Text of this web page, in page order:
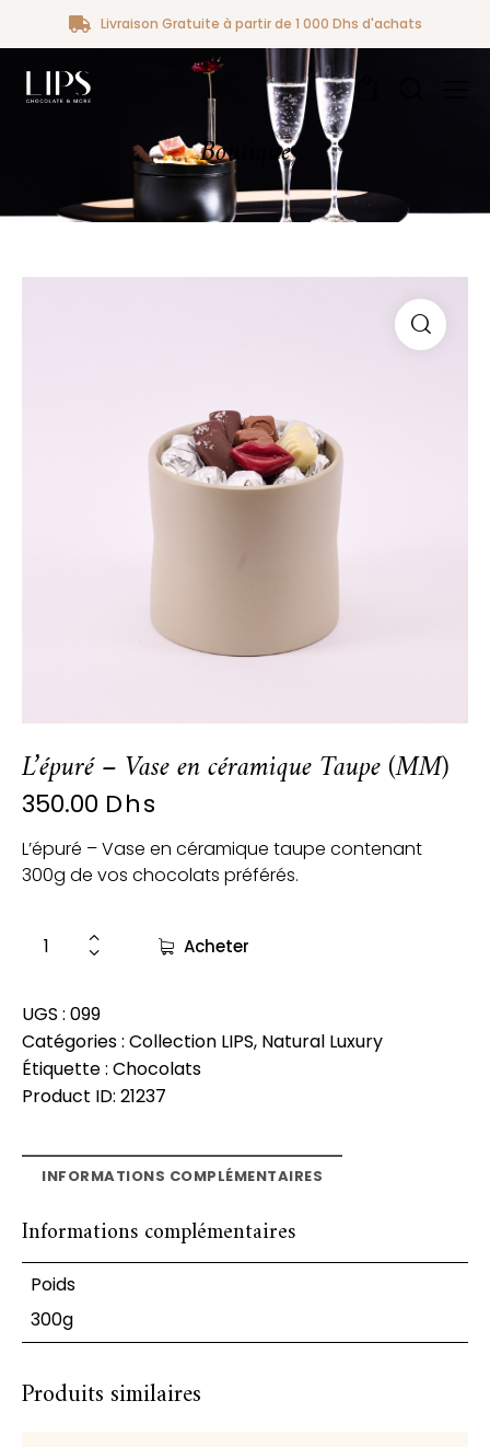
Livraison Gratuite à partir de 1 000 Dhs d'achats
Boutique
L’épuré – Vase en céramique Taupe (MM)
350.00 Dhs
L’épuré – Vase en céramique taupe contenant
300g de vos chocolats préférés.
Acheter
UGS : 099
Catégories : Collection LIPS, Natural Luxury
Étiquette : Chocolats
Product ID: 21237
INFORMATIONS COMPLÉMENTAIRES
Informations complémentaires
Poids
300g
Produits similaires